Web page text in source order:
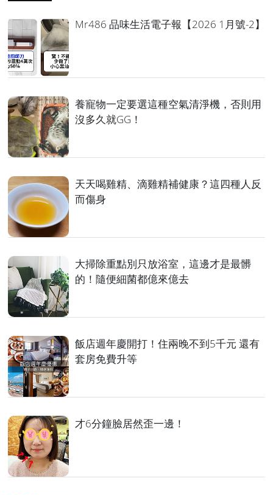
Mr486 品味生活電子報【2026 1月號-2】
養寵物一定要選這種空氣清淨機，否則用
沒多久就GG！
天天喝雞精、滴雞精補健康？這四種人反
而傷身
大掃除重點別只放浴室，這邊才是最髒
的！隨便細菌都億來億去
飯店週年慶開打！住兩晚不到5千元 還有
套房免費升等
才6分鐘臉居然歪一邊！